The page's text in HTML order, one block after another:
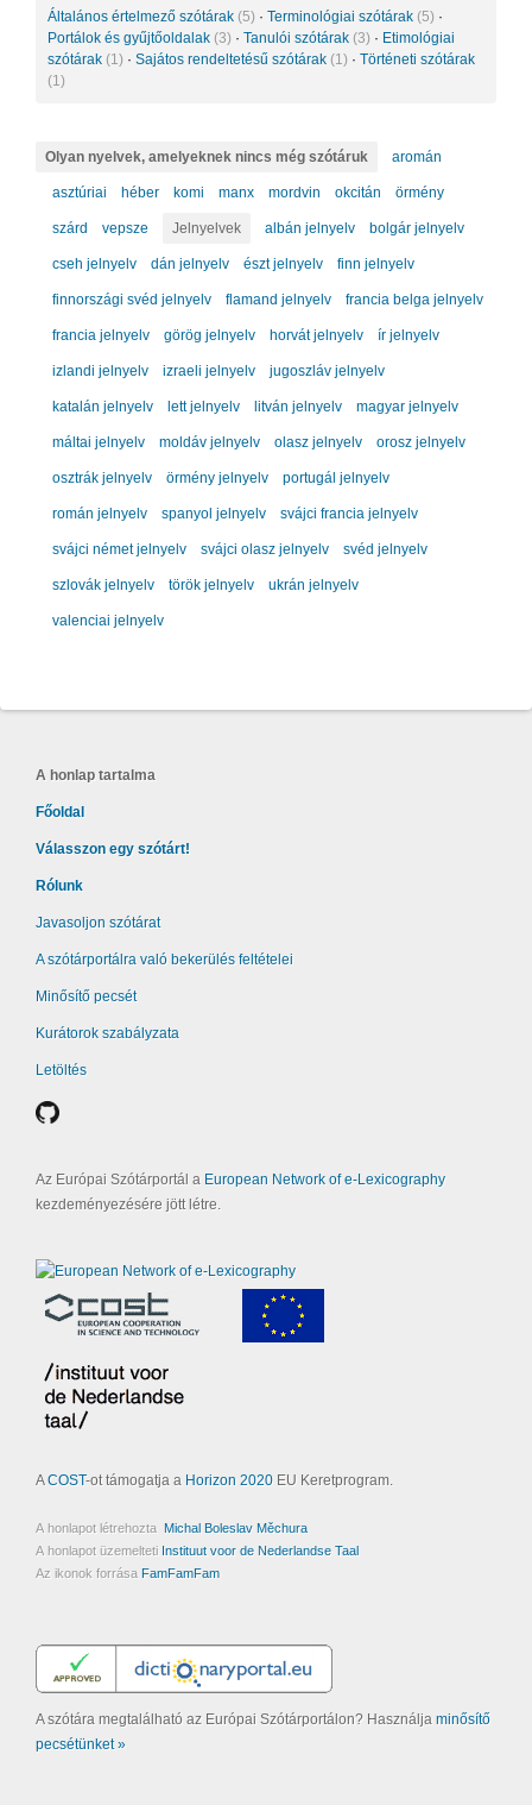
Általános értelmező szótárak (5) · Terminológiai szótárak (5) ·
Portálok és gyűjtőoldalak (3) · Tanulói szótárak (3) · Etimológiai
szótárak (1) · Sajátos rendeltetésű szótárak (1) · Történeti szótárak
(1)
Olyan nyelvek, amelyeknek nincs még szótáruk aromán
asztúriai héber komi manx mordvin okcitán örmény
szárd vepsze Jelnyelvek albán jelnyelv bolgár jelnyelv
cseh jelnyelv dán jelnyelv észt jelnyelv finn jelnyelv
finnországi svéd jelnyelv flamand jelnyelv francia belga jelnyelv
francia jelnyelv görög jelnyelv horvát jelnyelv ír jelnyelv
izlandi jelnyelv izraeli jelnyelv jugoszláv jelnyelv
katalán jelnyelv lett jelnyelv litván jelnyelv magyar jelnyelv
máltai jelnyelv moldáv jelnyelv olasz jelnyelv orosz jelnyelv
osztrák jelnyelv örmény jelnyelv portugál jelnyelv
román jelnyelv spanyol jelnyelv svájci francia jelnyelv
svájci német jelnyelv svájci olasz jelnyelv svéd jelnyelv
szlovák jelnyelv török jelnyelv ukrán jelnyelv
valenciai jelnyelv
A honlap tartalma
Főoldal
Válasszon egy szótárt!
Rólunk
Javasoljon szótárat
A szótárportálra való bekerülés feltételei
Minősítő pecsét
Kurátorok szabályzata
Letöltés
Az Európai Szótárportál a European Network of e-Lexicography
kezdeményezésére jött létre.
ACOST-ot támogatja a Horizon 2020 EU Keretprogram.
A honlapot létrehozta Michal Boleslav Měchura
A honlapot üzemelteti Instituut voor de Nederlandse Taal
Az ikonok forrása FamFamFam
A szótára megtalálható az Európai Szótárportálon? Használja minősítő
pecsétünket »